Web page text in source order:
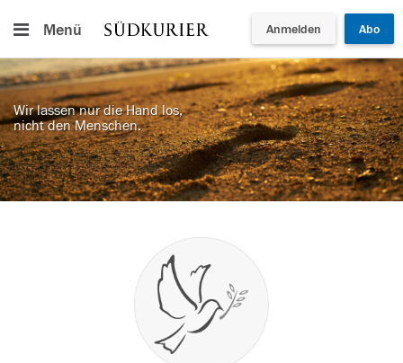
Menü Anmelden Abo
Wir lassen nur die Hand los,
nicht den Menschen.